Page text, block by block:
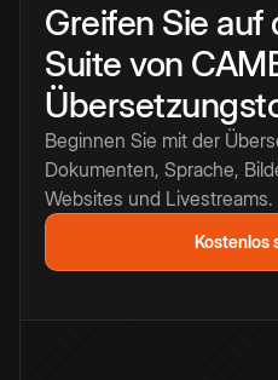
Greifen Sie
Suite von
Beginnen Sie mit der
Dokumenten, Sprache,
Websites und Livestreams.
Kostenlos